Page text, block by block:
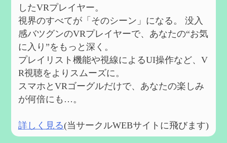
したVRプレイヤー。
視界のすべてが「そのシーン」になる。 没入
感バツグンのVRプレイヤーで、あなたの“お気
に入り”をもっと深く。
プレイリスト機能や視線によるUI操作など、V
R視聴をよりスムーズに。
スマホとVRゴーグルだけで、あなたの楽しみ
が何倍にも…。
詳しく見る(当サークルWEBサイトに飛びます)